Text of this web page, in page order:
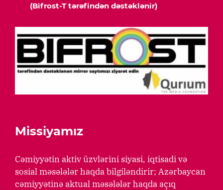
(Bifrost-T tərəfindən dəstəklənir)
Missiyamız
Cəmiyyətin aktiv üzvlərini siyasi, iqtisadi və
sosial məsələlər haqda bilgiləndirir; Azərbaycan
cəmiyyətinə aktual məsələlər haqda açıq